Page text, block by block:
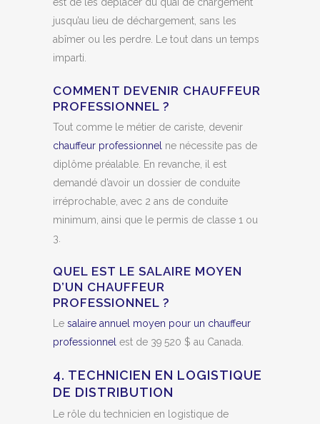
jusqu’au lieu de déchargement, sans les
abîmer ou les perdre. Le tout dans un temps
imparti.
COMMENT DEVENIR CHAUFFEUR
PROFESSIONNEL ?
Tout comme le métier de cariste, devenir
chauffeur professionnel ne nécessite pas de
diplôme préalable. En revanche, il est
demandé d’avoir un dossier de conduite
irréprochable, avec 2 ans de conduite
minimum, ainsi que le permis de classe 1 ou
3.
QUEL EST LE SALAIRE MOYEN
D’UN CHAUFFEUR
PROFESSIONNEL ?
Le salaire annuel moyen pour un chauffeur
professionnel est de 39 520 $ au Canada.
4. TECHNICIEN EN LOGISTIQUE
DE DISTRIBUTION
Le rôle du technicien en logistique de